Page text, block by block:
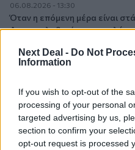
Next Deal - Do Not
Information
If you wish to opt-out of the
processing of your personal
targeted advertising by us,
section to confirm your
opt-out request is processed
06.08.2026 - 13:30
Όταν η επόμενη μέρα είναι
Διαμεσολαβητής στον πελάτη
06.08.2026 - 12:22
06.08.2026 - 11:37
Μείωση ασφαλιστικών
ζητούν οι έμποροι από την